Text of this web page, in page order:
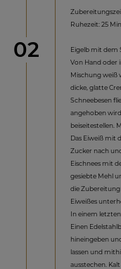
Schritt
02
Ruhezeit: 25
Eigelb mit dem
Von Hand oder
Mischung weiß
dicke, glatte
Schneebesen
angehoben
beiseitestellen.
Das Eiweiß mit
Zucker nach
Eischnees mit
gesiebte Mehl
die Zubereitung
Eiweißes
In einem
Einen
hineingeben
lassen und
ausstechen. Kalt